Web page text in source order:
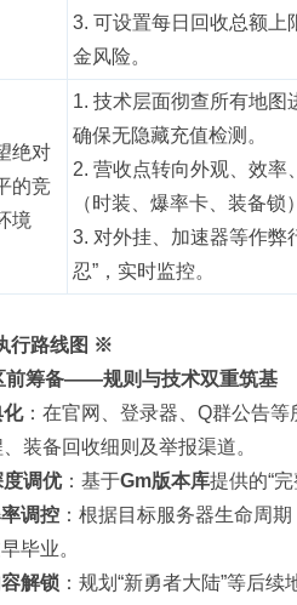
3. 可设置每日回收总额上
金风险。
绝对
的竞
境
1. 技术层面彻查所有地图
确保无隐藏充值检测。
2. 营收点转向外观、效率
（时装、爆率卡、装备锁
3. 对外挂、加速器等作弊
忍”，实时监控。
行路线图 ※
前筹备——规则与技术双重筑基
化：在官网、登录器、Q群公告
装备回收细则及举报渠道。
度调优：基于Gm版本库提供的“
调控 ：根据目标服务器生命周
毕业。
解锁 ：规划“新勇者大陆”等后